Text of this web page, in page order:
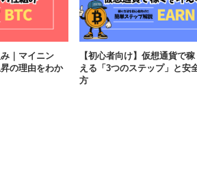
｜マイニン
の理由をわか
【初心者向け】仮想通貨で
える「3つのステップ」と安
方